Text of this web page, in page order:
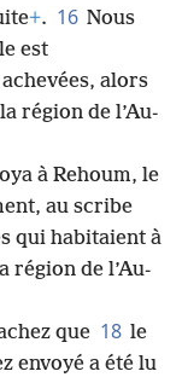
+. 16 Nous
est
alors
région de l’Au-
à Rehoum, le
au scribe
qui habitaient à
région de l’Au-
que 18 le
envoyé a été lu